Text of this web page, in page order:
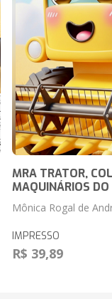
MRA TRATOR,
MAQUINÁRIOS DO
Mônica Rogal de
IMPRESSO
R$ 39,89